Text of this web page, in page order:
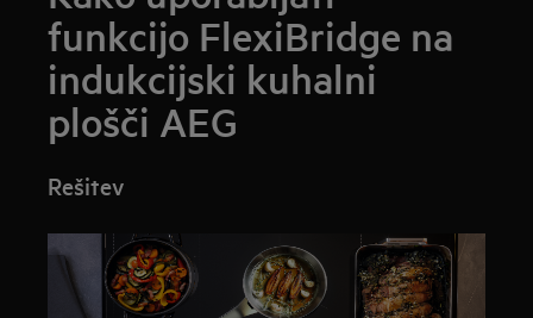
funkcijo FlexiBridge na
indukcijski kuhalni
plošči AEG
Rešitev